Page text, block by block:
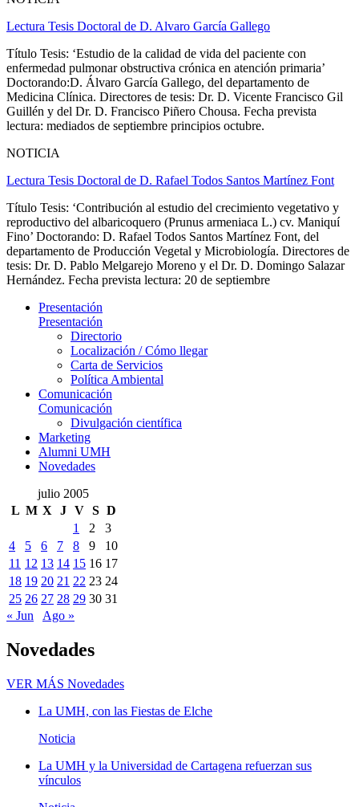
Lectura Tesis Doctoral de D. Alvaro García Gallego
Título Tesis: ‘Estudio de la calidad de vida del paciente con
enfermedad pulmonar obstructiva crónica en atención primaria’
Doctorando:D. Álvaro García Gallego, del departamento de
Medicina Clínica. Directores de tesis: Dr. D. Vicente Francisco Gil
Guillén y del Dr. D. Francisco Piñero Chousa. Fecha prevista
lectura: mediados de septiembre principios octubre.
NOTICIA
Lectura Tesis Doctoral de D. Rafael Todos Santos Martínez Font
Título Tesis: ‘Contribución al estudio del crecimiento vegetativo y
reproductivo del albaricoquero (Prunus armeniaca L.) cv. Maniquí
Fino’ Doctorando: D. Rafael Todos Santos Martínez Font, del
departamento de Producción Vegetal y Microbiología. Directores de
tesis: Dr. D. Pablo Melgarejo Moreno y el Dr. D. Domingo Salazar
Hernández. Fecha prevista lectura: 20 de septiembre
Presentación
Presentación
Directorio
Localización / Cómo llegar
Carta de Servicios
Política Ambiental
Comunicación
Comunicación
Divulgación científica
Marketing
Alumni UMH
Novedades
julio 2005
L M X J V S D
1
2
3
4
5 6 7 8 9
10
11 12 13 14 15 16 17
18 19 20 21 22 23 24
25 26 27 28 29 30 31
« Jun
Ago »
Novedades
VER MÁS Novedades
La UMH, con las Fiestas de Elche
Noticia
La UMH y la Universidad de Cartagena refuerzan sus
vínculos